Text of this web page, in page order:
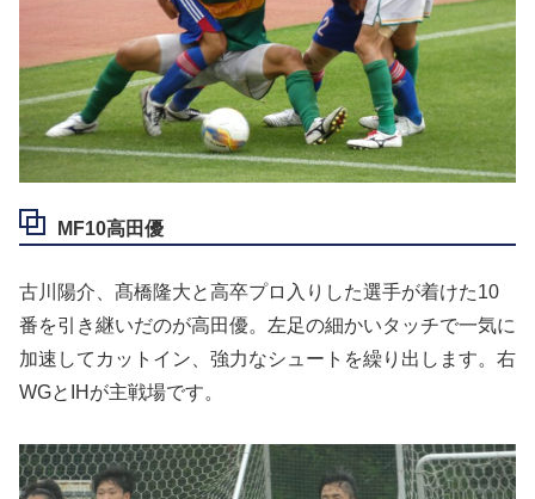
MF10高田優
古川陽介、髙橋隆大と高卒プロ入りした選手が着けた10
番を引き継いだのが高田優。左足の細かいタッチで一気に
加速してカットイン、強力なシュートを繰り出します。右
WGとIHが主戦場です。